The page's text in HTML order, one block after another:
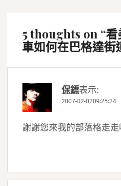
5 thoughts on “看
車如何在巴格達街
保鏢表示:
2007-02-0209:25:24
謝謝您來我的部落格走走